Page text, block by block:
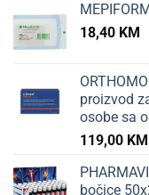
18,40 KM
proizvod
osobe sa
119,00 KM
bočice